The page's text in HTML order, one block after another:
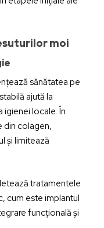
moi
sănătatea pe
ajută la
igienei locale. În
din colagen,
și limitează
tratamentele
cum este implantul
funcțională și